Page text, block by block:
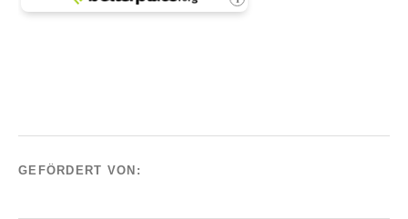
GEFÖRDERT VON: